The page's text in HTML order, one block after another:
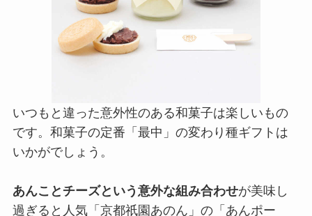
いつもと違った意外性のある和菓子は楽しいもの
です。和菓子の定番「最中」の変わり種ギフトは
いかがでしょう。
あんことチーズという意外な組み合わせが美味し
過ぎると人気「京都祇園あのん」の「あんポー